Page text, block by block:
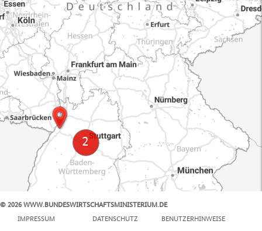
© 2026 WWW.BUNDESWIRTSCHAFTSMINISTERIUM.DE
IMPRESSUM
DATENSCHUTZ BENUTZERHINWEISE